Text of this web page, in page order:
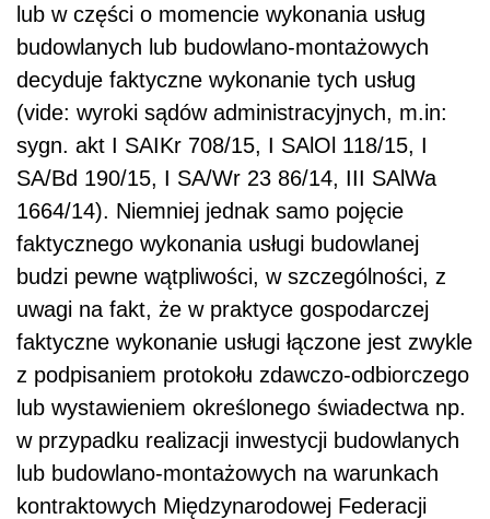
lub w części o momencie wykonania usług
budowlanych lub budowlano-montażowych
decyduje faktyczne wykonanie tych usług
(vide: wyroki sądów administracyjnych, m.in:
sygn. akt I SAIKr 708/15, I SAlOl 118/15, I
SA/Bd 190/15, I SA/Wr 23 86/14, III SAlWa
1664/14). Niemniej jednak samo pojęcie
faktycznego wykonania usługi budowlanej
budzi pewne wątpliwości, w szczególności, z
uwagi na fakt, że w praktyce gospodarczej
faktyczne wykonanie usługi łączone jest zwykle
z podpisaniem protokołu zdawczo-odbiorczego
lub wystawieniem określonego świadectwa np.
w przypadku realizacji inwestycji budowlanych
lub budowlano-montażowych na warunkach
kontraktowych Międzynarodowej Federacji